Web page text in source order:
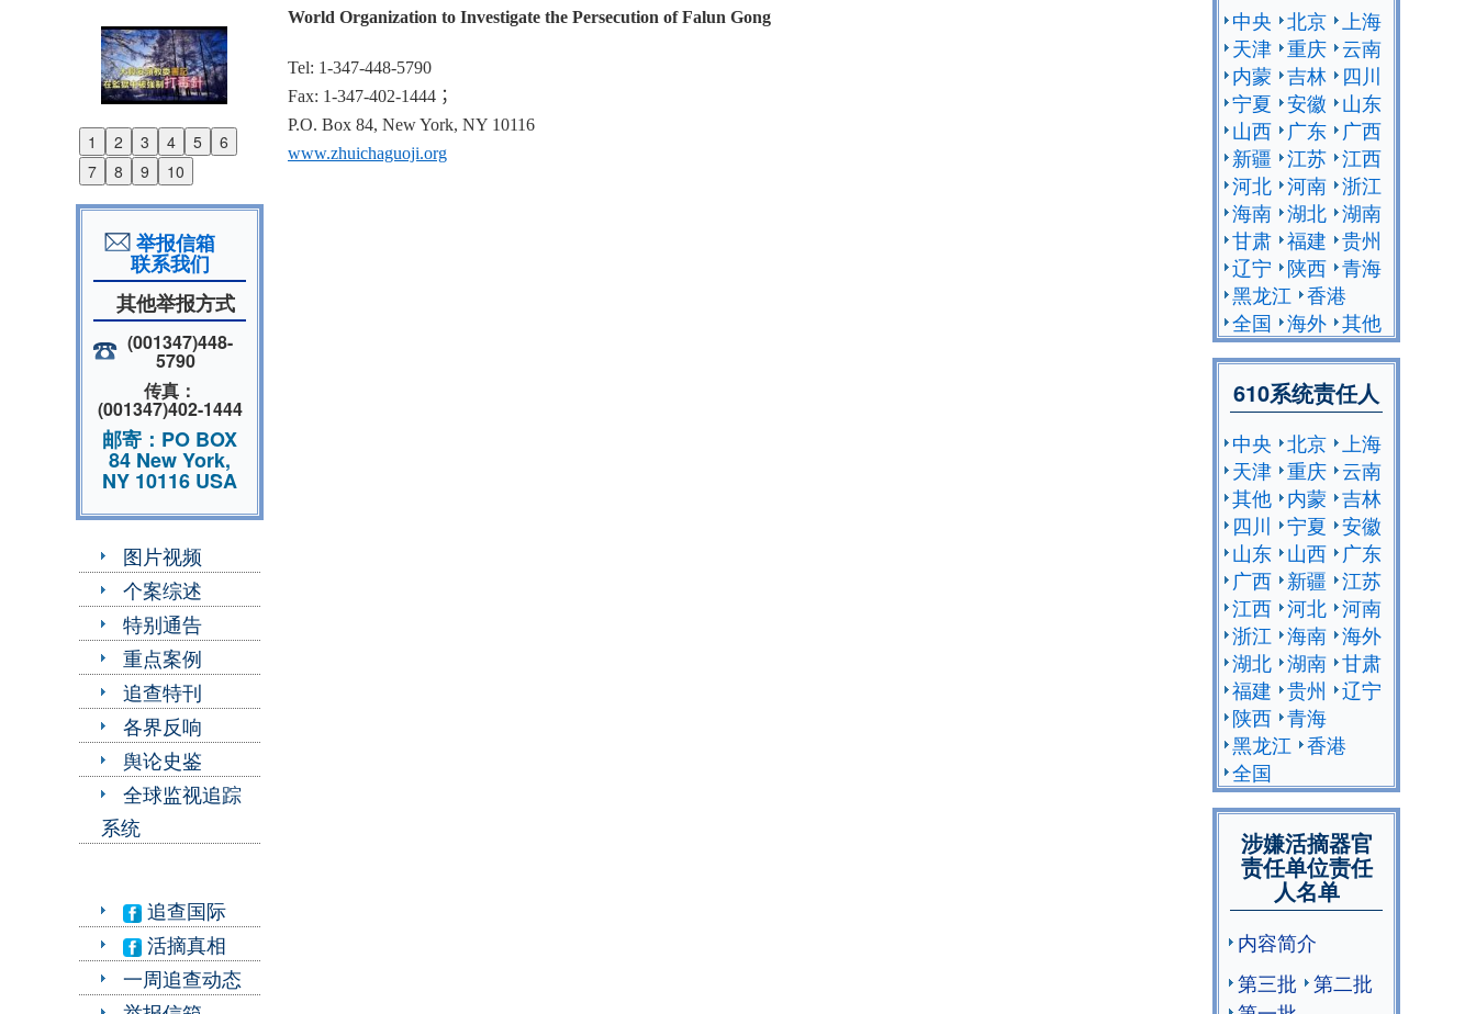
1 2 3 4 5
6
7
8 9 10
Previous
Next
举报信箱
联系我们
其他举报方式
(001347)448-
5790
传真：
(001347)402-1444
邮寄：PO BOX
84 New York,
NY 10116 USA
图片视频
个案综述
特别通告
重点案例
追查特刊
各界反响
舆论史鉴
全球监视追踪
系统
追查国际
活摘真相
一周追查动态
World Organization to Investigate the Persecution of Falun Gong
Tel: 1-347-448-5790
Fax: 1-347-402-1444 ；
P.O. Box 84, New York, NY 10116
www.zhuichaguoji.org
中央 北京
上海
天津 重庆 云南
内蒙 吉林
四川
宁夏 安徽
山东
山西
广东
广西
新疆 江苏 江西
河北 河南 浙江
海南 湖北 湖南
甘肃 福建 贵州
辽宁
陕西 青海
黑龙江 香港
全国 海外 其他
610系统责任人
中央 北京
上海
天津 重庆 云南
其他 内蒙 吉林
四川
宁夏 安徽
山东 山西
广东
广西 新疆 江苏
江西 河北 河南
浙江 海南 海外
湖北 湖南 甘肃
福建 贵州
辽宁
陕西 青海
黑龙江 香港
全国
涉嫌活摘器官
责任单位责任
人名单
内容简介
第三批
第二批